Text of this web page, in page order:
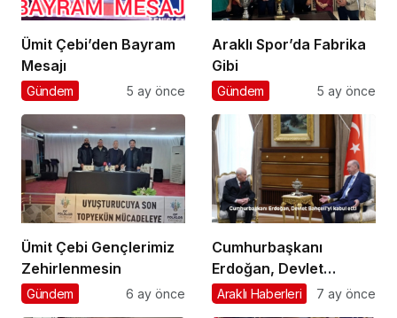
Ümit Çebi’den Bayram
Mesajı
Gündem 5 ay önce
Araklı Spor’da Fabrika
Gibi
Gündem 5 ay önce
Ümit Çebi Gençlerimiz
Zehirlenmesin
Gündem 6 ay önce
Cumhurbaşkanı
Erdoğan, Devlet
Bahçeli’yi kabul etti
Araklı Haberleri 7 ay önce